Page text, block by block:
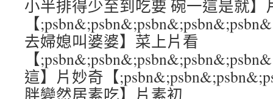
小半排得少至到吃要 碗一這是就】
【
去婦媳叫婆婆】菜上片看
【
這】片妙奇【
胖變然居素吃】片素初